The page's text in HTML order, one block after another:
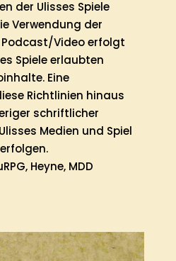
der Ulisses Spiele
Verwendung der
Video erfolgt
Spiele erlaubten
Eine
Richtlinien hinaus
schriftlicher
Medien und Spiel
Heyne, MDD